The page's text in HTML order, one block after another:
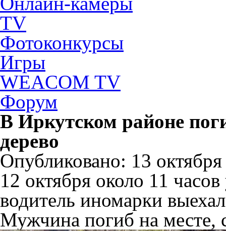
TV
Фотоконкурсы
Игры
WEACOM TV
Форум
В Иркутском районе
дерево
Опубликовано: 13
12 октября около 11
водитель иномарки
Мужчина погиб на месте,